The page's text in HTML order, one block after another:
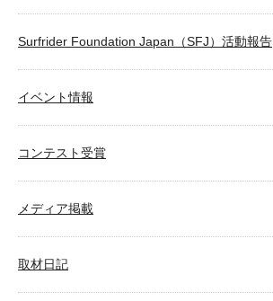
Surfrider Foundation Japan（SFJ）活動報告
イベント情報
コンテスト受賞
メディア掲載
取材日記